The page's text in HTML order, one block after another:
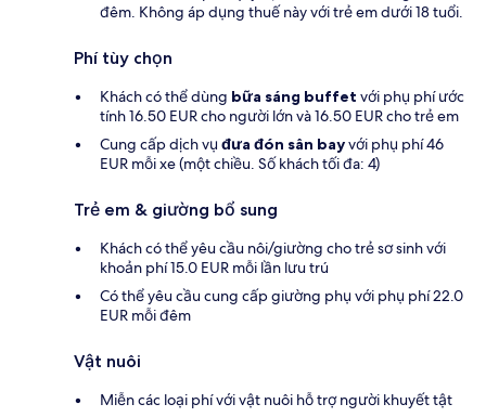
đêm. Không áp dụng thuế này với trẻ em dưới 18 tuổi.
Phí tùy chọn
Khách có thể dùng bữa sáng buffet với phụ phí ước
tính 16.50 EUR cho người lớn và 16.50 EUR cho trẻ em
Cung cấp dịch vụ đưa đón sân bayvới phụ phí 46
EUR mỗi xe (một chiều. Số khách tối đa: 4)
Trẻ em & giường bổ sung
Khách có thể yêu cầu nôi/giường cho trẻ sơ sinh với
khoản phí 15.0 EUR mỗi lần lưu trú
Có thể yêu cầu cung cấp giường phụ với phụ phí 22.0
EUR mỗi đêm
Vật nuôi
Miễn các loại phí với vật nuôi hỗ trợ người khuyết tật